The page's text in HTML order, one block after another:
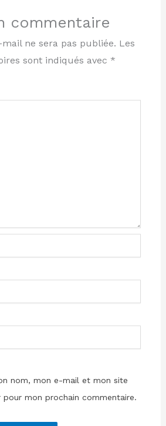
commentaire
ne sera pas publiée. Les
sont indiqués avec *
nom, mon e-mail et mon site
pour mon prochain commentaire.